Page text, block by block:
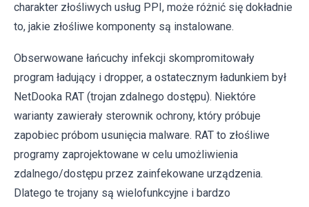
charakter złośliwych usług PPI, może różnić się dokładnie
to, jakie złośliwe komponenty są instalowane.
Obserwowane łańcuchy infekcji skompromitowały
program ładujący i dropper, a ostatecznym ładunkiem był
NetDooka RAT (trojan zdalnego dostępu). Niektóre
warianty zawierały sterownik ochrony, który próbuje
zapobiec próbom usunięcia malware. RAT to złośliwe
programy zaprojektowane w celu umożliwienia
zdalnego/dostępu przez zainfekowane urządzenia.
Dlatego te trojany są wielofunkcyjne i bardzo